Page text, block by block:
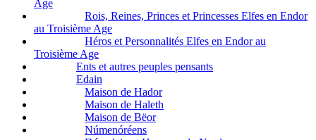
Age
Rois, Reines, Princes et Princesses Elfes en Endor
au Troisième Age
Héros et Personnalités Elfes en Endor au
Troisième Age
Ents et autres peuples pensants
Edain
Maison de Hador
Maison de Haleth
Maison de Bëor
Númenóréens